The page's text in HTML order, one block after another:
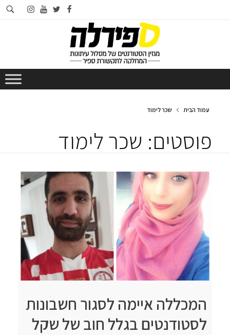
facebook
twitter
youtube
instagram
עמוד הבית שכר לימוד
פוסטים: שכר לימוד
המכללה איימה לסגור חשבונות
לסטודנטים בגלל חוב של שקל